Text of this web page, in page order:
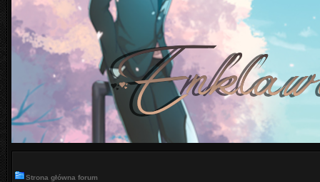
Strona główna forum